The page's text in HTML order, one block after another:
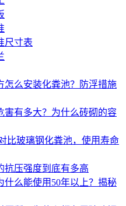
尺寸表
怎么安装化粪池？防浮措施
害有多大？为什么砖砌的容
比玻璃钢化粪池，使用寿命
抗压强度到底有多高
什么能使用50年以上？揭秘